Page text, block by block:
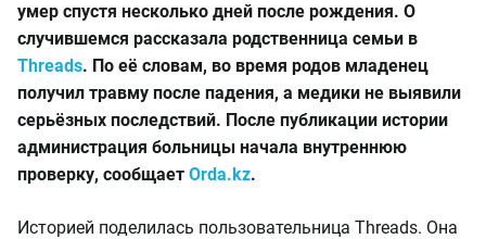
умер спустя несколько дней после рождения. О
случившемся рассказала родственница семьи в
Threads. По её словам, во время родов младенец
получил травму после падения, а медики не выявили
серьёзных последствий. После публикации истории
администрация больницы начала внутреннюю
проверку, сообщает Orda.kz.
Историей поделилась пользовательница Threads. Она